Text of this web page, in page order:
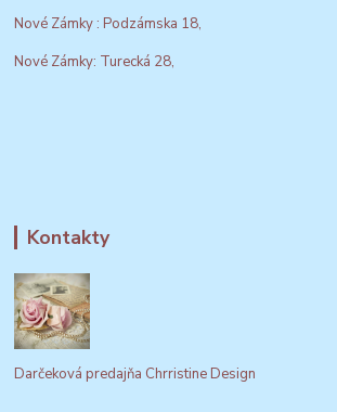
Nové Zámky : Podzámska 18,
Nové Zámky: Turecká 28,
Kontakty
Darčeková predajňa Chrristine Design